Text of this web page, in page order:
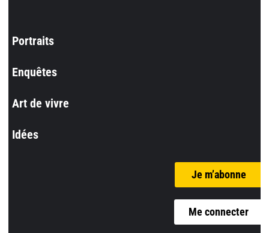
Portraits
Enquêtes
Art de vivre
Idées
Je m’abonne
Me connecter